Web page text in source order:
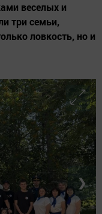
веселых и
три семьи,
ловкость, но и
❯